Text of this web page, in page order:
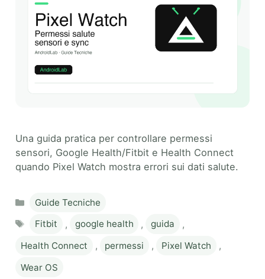
Una guida pratica per controllare permessi
sensori, Google Health/Fitbit e Health Connect
quando Pixel Watch mostra errori sui dati salute.
Categories
Guide Tecniche
Tags
Fitbit , google health , guida
,
Health Connect
, permessi , Pixel Watch
,
Wear OS